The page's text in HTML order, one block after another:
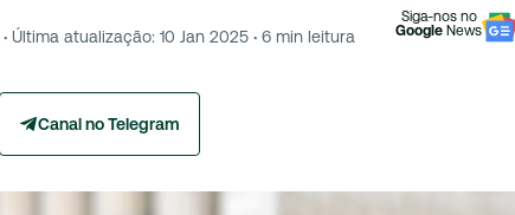
· Última atualização: 10 Jan 2025 · 6 min leitura
Siga-nos no
Google News
Canal no Telegram